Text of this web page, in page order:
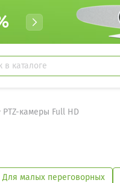
PTZ-камеры Full HD
Для малых переговорных